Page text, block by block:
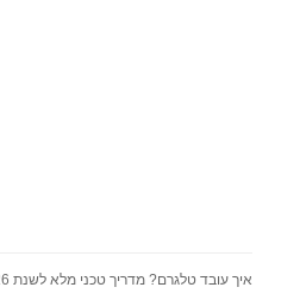
איך עובד טלגרם? מדריך טכני מלא לשנת 2026